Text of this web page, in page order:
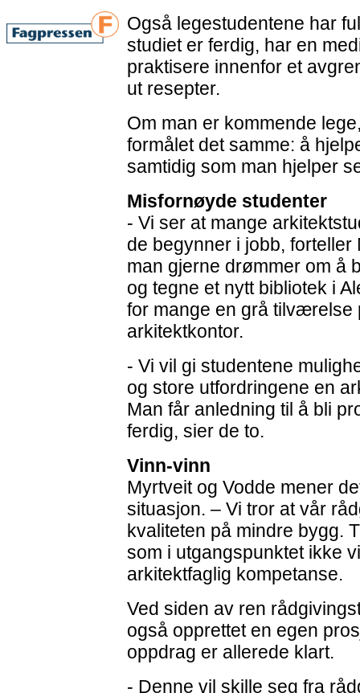
Også legestudentene har
studiet er ferdig, har en
praktisere innenfor et
ut resepter.
Om man er kommende
formålet det samme: å
samtidig som man hjelper
Misfornøyde studenter
- Vi ser at mange
de begynner i jobb, forteller
man gjerne drømmer om å
og tegne et nytt bibliotek i
for mange en grå tilværelse
arkitektkontor.
- Vi vil gi studentene
og store utfordringene en
Man får anledning til å bli
ferdig, sier de to.
Vinn-vinn
Myrtveit og Vodde mener
situasjon. – Vi tror at vår
kvaliteten på mindre bygg.
som i utgangspunktet ikke
arkitektfaglig kompetanse.
Ved siden av ren
også opprettet en egen
oppdrag er allerede klart.
- Denne vil skille seg fra